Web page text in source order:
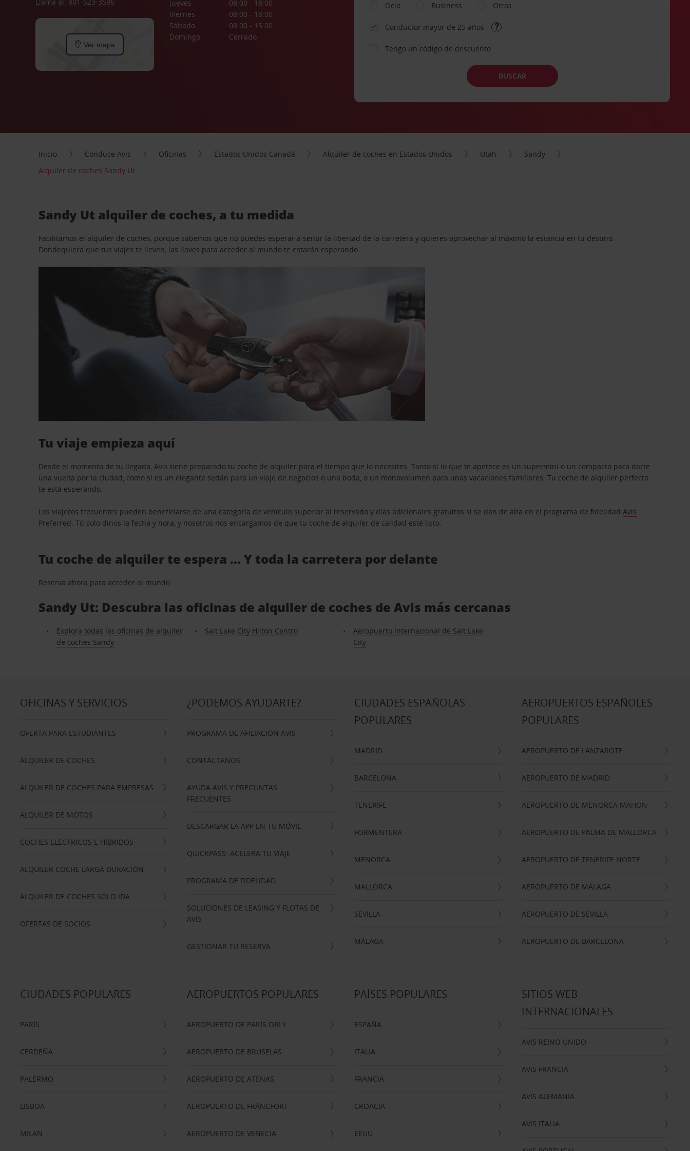
Ver mapa
Jueves
08:00 - 18:00
Viernes
08:00 - 18:00
Sábado
08:00 - 15:00
Domingo
Cerrado
Ocio
Business Otros
Conductor mayor de 25 años
Tengo un código de descuento
BUSCAR
Inicio Conduce Avis Oficinas Estados Unidos Canadá Alquiler de coches en Estados Unidos Utah
Sandy
Alquiler de coches Sandy Ut
Sandy Ut alquiler de coches, a tu medida
Facilitamos el alquiler de coches, porque sabemos que no puedes esperar a sentir la libertad de la carretera y quieres aprovechar al máximo la estancia en tu destino.
Dondequiera que tus viajes te lleven, las llaves para acceder al mundo te estarán esperando.
Tu viaje empieza aquí
Desde el momento de tu llegada, Avis tiene preparado tu coche de alquiler para el tiempo que lo necesites. Tanto si lo que te apetece es un supermini o un compacto para darte
una vuelta por la ciudad, como si es un elegante sedán para un viaje de negocios o una boda, o un monovolumen para unas vacaciones familiares. Tu coche de alquiler perfecto
te está esperando.
Los viajeros frecuentes pueden beneficiarse de una categoría de vehículo superior al reservado y días adicionales gratuitos si se dan de alta en el programa de fidelidadAvis
Preferred. Tú solo dinos la fecha y hora, y nosotros nos encargamos de que tu coche de alquiler de calidad esté listo.
Tu coche de alquiler te espera … Y toda la carretera por delante
Reserva ahora para acceder al mundo.
Sandy Ut: Descubra las oficinas de alquiler de coches de Avis más cercanas
Explora todas las oficinas de alquiler
de coches Sandy
Salt Lake City Hilton Centro
Aeropuerto Internacional de Salt Lake
City
OFICINAS Y SERVICIOS
OFERTA PARA ESTUDIANTES
ALQUILER DE COCHES
ALQUILER DE COCHES PARA EMPRESAS
ALQUILER DE MOTOS
COCHES ELÉCTRICOS E HÍBRIDOS
ALQUILER COCHE LARGA DURACIÓN
ALQUILER DE COCHES SOLO IDA
OFERTAS DE SOCIOS
¿PODEMOS AYUDARTE?
PROGRAMA DE AFILIACIÓN AVIS
CONTÁCTANOS
AYUDA AVIS Y PREGUNTAS
FRECUENTES
DESCARGAR LA APP EN TU MÓVIL
QUICKPASS: ACELERA TU VIAJE
PROGRAMA DE FIDELIDAD
SOLUCIONES DE LEASING Y FLOTAS DE
AVIS
GESTIONAR TU RESERVA
CIUDADES ESPAÑOLAS
POPULARES
MADRID
BARCELONA
TENERIFE
FORMENTERA
MENORCA
MALLORCA
SEVILLA
MÁLAGA
AEROPUERTOS ESPAÑOLES
POPULARES
AEROPUERTO DE LANZAROTE
AEROPUERTO DE MADRID
AEROPUERTO DE MENORCA MAHON
AEROPUERTO DE PALMA DE MALLORCA
AEROPUERTO DE TENERIFE NORTE
AEROPUERTO DE MÁLAGA
AEROPUERTO DE SEVILLA
AEROPUERTO DE BARCELONA
CIUDADES POPULARES
PARÍS
CERDEÑA
PALERMO
LISBOA
MILAN
AEROPUERTOS POPULARES
AEROPUERTO DE PARÍS ORLY
AEROPUERTO DE BRUSELAS
AEROPUERTO DE ATENAS
AEROPUERTO DE FRÁNCFORT
AEROPUERTO DE VENECIA
PAÍSES POPULARES
ESPAÑA
ITALIA
FRANCIA
CROACIA
EEUU
SITIOS WEB
INTERNACIONALES
AVIS REINO UNIDO
AVIS FRANCIA
AVIS ALEMANIA
AVIS ITALIA